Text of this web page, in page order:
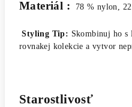
Materiál : 78 % nylon, 22
Styling Tip: Skombinuj ho s
rovnakej kolekcie a vytvor
Starostlivosť